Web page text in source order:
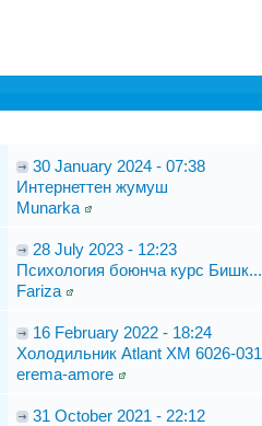
30 January 2024 - 07:38
Интернеттен жумуш
Munarka
28 July 2023 - 12:23
Психология боюнча курс Бишк...
Fariza
16 February 2022 - 18:24
Холодильник Atlant ХМ 6026-031
erema-amore
31 October 2021 - 22:12